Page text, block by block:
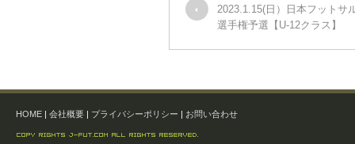
2023.1.15(日）日本フットサ
選手権予選【U-12クラス】
HOME | 会社概要 | プライバシーポリシー | お問い合わせ